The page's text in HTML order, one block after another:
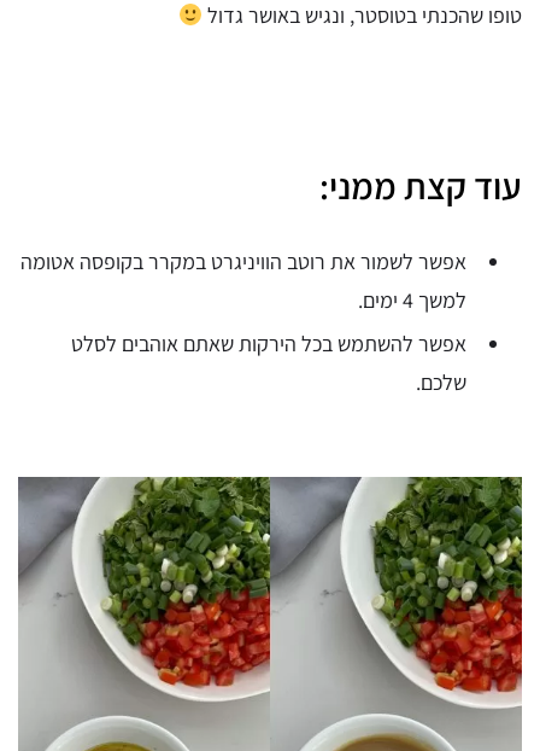
טופו שהכנתי בטוסטר, ונגיש באושר גדול
עוד קצת ממני:
אפשר לשמור את רוטב הוויניגרט במקרר בקופסה אטומה
למשך 4 ימים.
אפשר להשתמש בכל הירקות שאתם אוהבים לסלט
שלכם.